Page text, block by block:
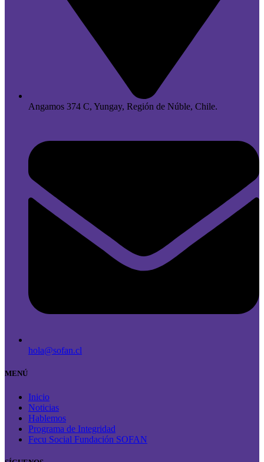
Angamos 374 C, Yungay, Región de Núble, Chile.
hola@sofan.cl
MENÚ
Inicio
Noticias
Hablemos
Programa de Integridad
Fecu Social Fundación SOFAN